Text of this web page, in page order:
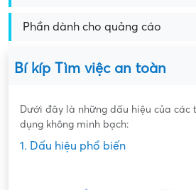
Phần dành cho quảng cáo
Bí kíp Tìm việc an toàn
Dưới đây là những dấu hiệu của các
dụng không minh bạch:
1. Dấu hiệu phổ biến